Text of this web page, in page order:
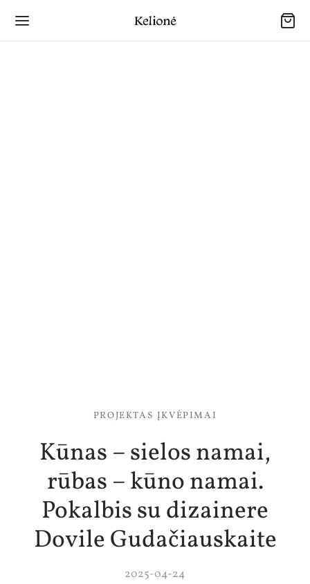
PROJEKTAS ĮKVĖPIMAI
Kūnas – sielos namai,
rūbas – kūno namai.
Pokalbis su dizainere
Dovile Gudačiauskaite
2025-04-24